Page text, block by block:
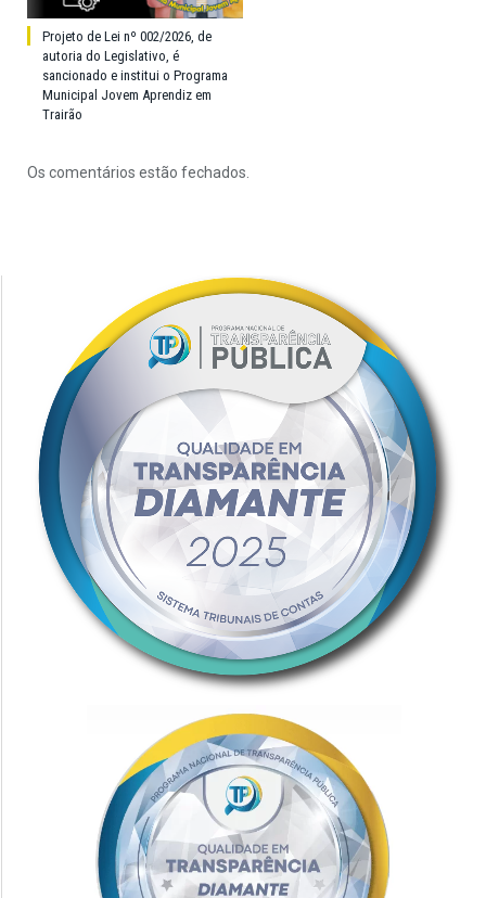
Projeto de Lei nº 002/2026, de
autoria do Legislativo, é
sancionado e institui o Programa
Municipal Jovem Aprendiz em
Trairão
Os comentários estão fechados.